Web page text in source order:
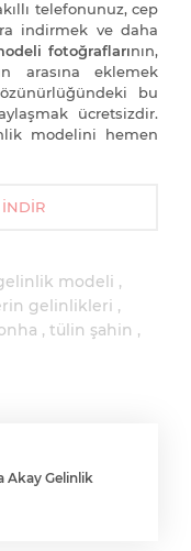
telefonunuz, cep
indirmek ve daha
fotoğraflarının,
arasına eklemek
bu
ücretsizdir.
modelini hemen
modeli
gelinlikleri
tülin şahin
Akay Gelinlik